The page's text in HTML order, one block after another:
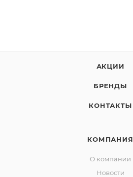
АКЦИИ
БРЕНДЫ
КОНТАКТЫ
КОМПАНИЯ
О компании
Новости